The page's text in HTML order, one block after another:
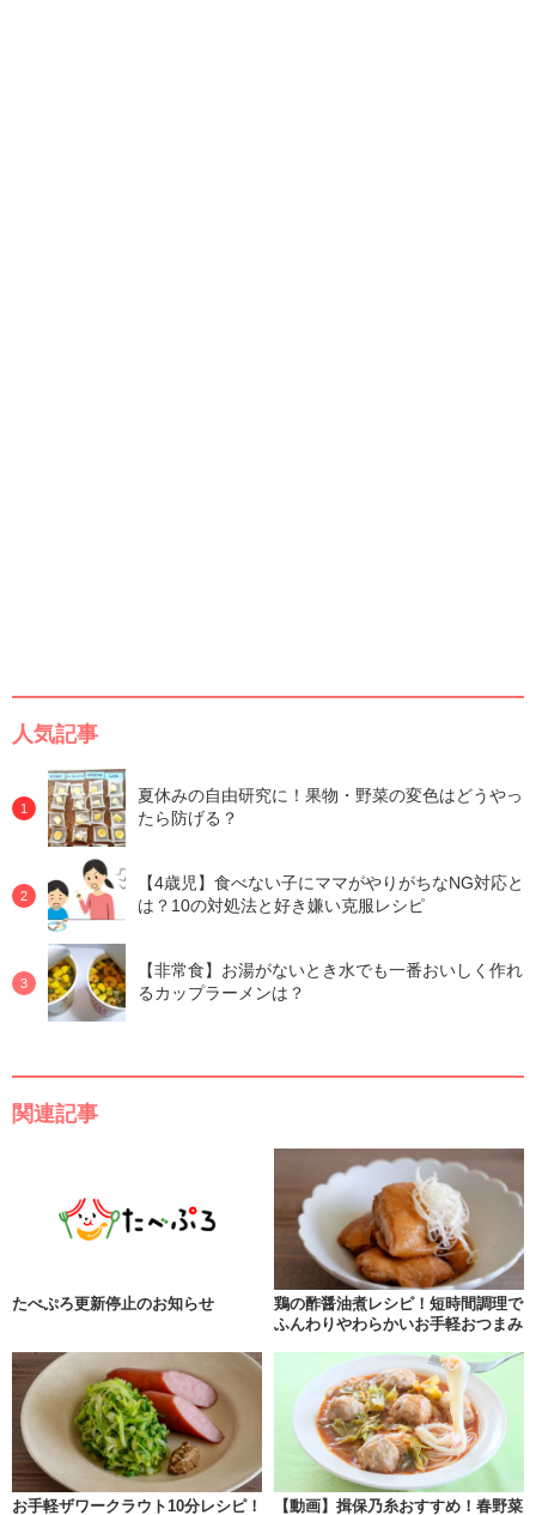
人気記事
夏休みの自由研究に！果物・野菜の変色はどうやっ
たら防げる？
【4歳児】食べない子にママがやりがちなNG対応と
は？10の対処法と好き嫌い克服レシピ
【非常食】お湯がないとき水でも一番おいしく作れ
るカップラーメンは？
関連記事
たべぷろ更新停止のお知らせ
鶏の酢醤油煮レシピ！短時間調理で
ふんわりやわらかいお手軽おつまみ
お手軽ザワークラウト10分レシピ！
【動画】揖保乃糸おすすめ！春野菜